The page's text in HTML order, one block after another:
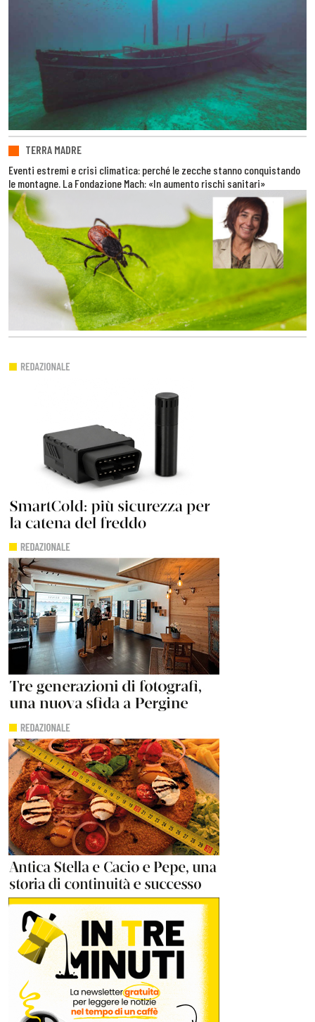
TERRA MADRE
Eventi estremi e crisi climatica: perché le zecche stanno conquistando
le montagne. La Fondazione Mach: «In aumento rischi sanitari»